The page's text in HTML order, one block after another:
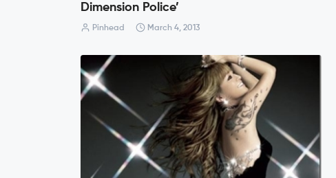
Dimension Police’
Pinhead March 4, 2013